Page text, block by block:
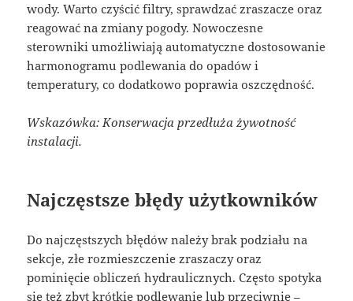
wody. Warto czyścić filtry, sprawdzać zraszacze oraz
reagować na zmiany pogody. Nowoczesne
sterowniki umożliwiają automatyczne dostosowanie
harmonogramu podlewania do opadów i
temperatury, co dodatkowo poprawia oszczędność.
Wskazówka: Konserwacja przedłuża żywotność
instalacji.
Najczęstsze błędy użytkowników
Do najczęstszych błędów należy brak podziału na
sekcje, złe rozmieszczenie zraszaczy oraz
pominięcie obliczeń hydraulicznych. Często spotyka
się też zbyt krótkie podlewanie lub przeciwnie –